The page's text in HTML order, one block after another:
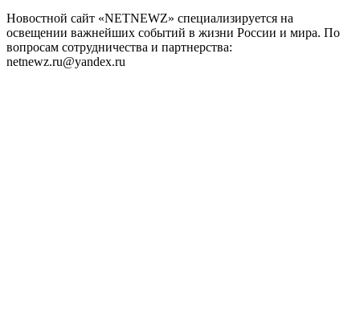
Новостной сайт «NETNEWZ» специализируется на
освещении важнейших событий в жизни России и мира. По
вопросам сотрудничества и партнерства:
netnewz.ru@yandex.ru